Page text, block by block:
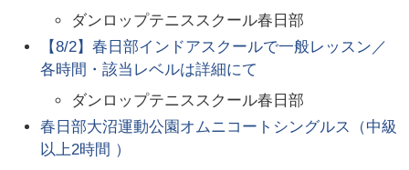
ダンロップテニススクール春日部
【8/2】春日部インドアスクールで一般レッスン／
各時間・該当レベルは詳細にて
ダンロップテニススクール春日部
春日部大沼運動公園オムニコートシングルス（中級
以上2時間 ）